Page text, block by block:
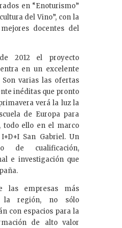
en “Enoturismo”
del Vino”, con la
docentes del
2012 el proyecto
en un excelente
varias las ofertas
inéditas que pronto
verá la luz la
de Europa para
todo ello en el marco
San Gabriel. Un
de cualificación,
e investigación que
las empresas más
la región, no sólo
con espacios para la
de alto valor